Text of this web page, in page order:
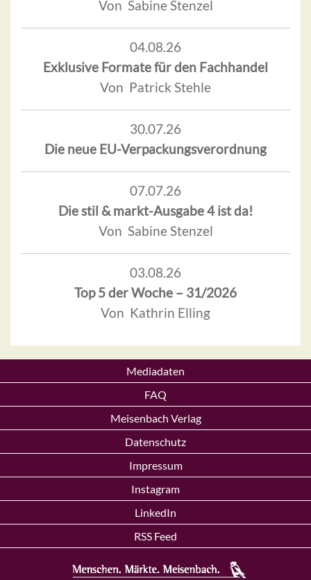
Von Sabine Stenzel
04.08.26
Exklusive Formate für den Fachhandel
Von Patrick Stehle
30.07.26
Die neue EU-Verpackungsverordnung
07.07.26
Die stil & markt-Ausgabe 4 ist da!
Von Sabine Stenzel
03.08.26
Top 5 der Woche – 31/2026
Von Kathrin Elling
Mediadaten
FAQ
Meisenbach Verlag
Datenschutz
Impressum
Instagram
LinkedIn
RSS Feed